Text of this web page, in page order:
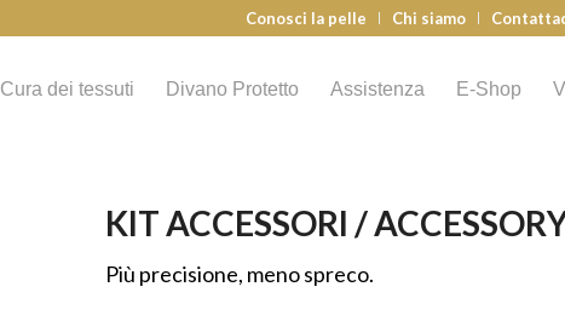
Conosci la pelle Chi siamo
Cura dei tessuti Divano Protetto Assistenza E-Shop
KIT ACCESSORI /
Più precisione, meno spreco.